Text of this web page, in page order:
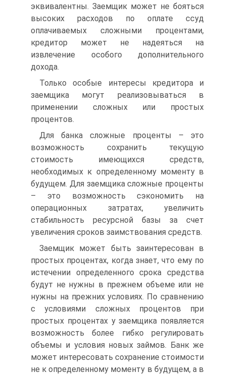
эквивалентны. Заемщик может не бояться
высоких расходов по оплате ссуд
оплачиваемых сложными процентами,
кредитор может не надеяться на
извлечение особого дополнительного
дохода.
Только особые интересы кредитора и
заемщика могут реализовываться в
применении сложных или простых
процентов.
Для банка сложные проценты – это
возможность сохранить текущую
стоимость имеющихся средств,
необходимых к определенному моменту в
будущем. Для заемщика сложные проценты
– это возможность сэкономить на
операционных затратах, увеличить
стабильность ресурсной базы за счет
увеличения сроков заимствования средств.
Заемщик может быть заинтересован в
простых процентах, когда знает, что ему по
истечении определенного срока средства
будут не нужны в прежнем объеме или не
нужны на прежних условиях. По сравнению
с условиями сложных процентов при
простых процентах у заемщика появляется
возможность более гибко регулировать
объемы и условия новых займов. Банк же
может интересовать сохранение стоимости
не к определенному моменту в будущем, а в